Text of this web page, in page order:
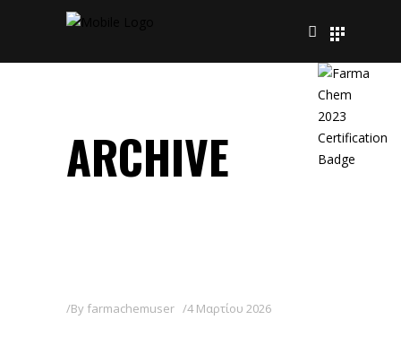
ARCHIVE
By farmachemuser 4 Μαρτίου 2026